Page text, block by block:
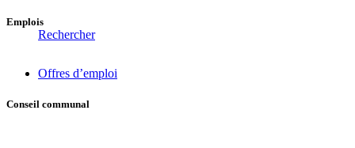
Rechercher
Emplois
Offres d’emploi
Conseil communal